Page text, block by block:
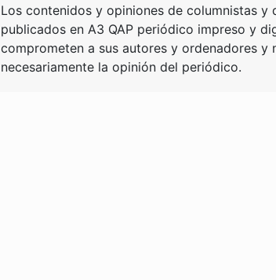
Los contenidos y opiniones de columnistas y
publicados en A3 QAP periódico impreso y
comprometen a sus autores y ordenadores y
necesariamente la opinión del periódico.